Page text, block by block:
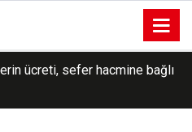
ücreti, sefer hacmine bağlı